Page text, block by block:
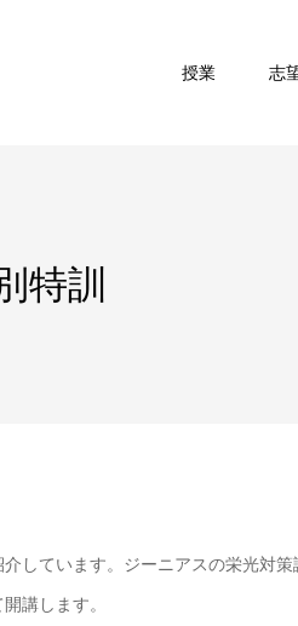
授業 志
特訓
しています。ジーニアスの栄光対
講します。